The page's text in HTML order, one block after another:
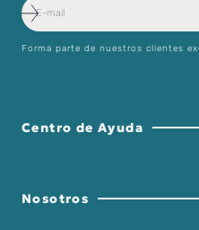
Forma parte de nuestros clientes
Centro de Ayuda
Nosotros